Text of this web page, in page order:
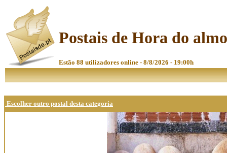
Postais de Hora do
Estão 88 utilizadores online - 8/8/2026 - 19:00h
Escolher outro postal desta categoria